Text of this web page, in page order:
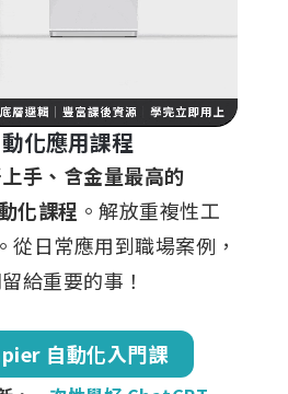
化應用課程
手、含金量最高的
化課程 。解放重複性工
從日常應用到職場案例，
給重要的事！
自動化入門課